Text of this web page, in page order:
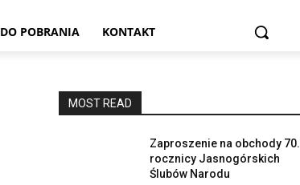
DO POBRANIA KONTAKT
MOST READ
Zaproszenie na obchody 70.
rocznicy Jasnogórskich
Ślubów Narodu